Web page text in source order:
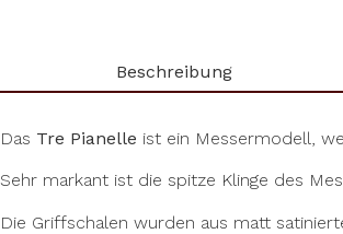
Beschreibung
Das Tre Pianelle ist ein Messermodell,
Sehr markant ist die spitze Klinge des
Die Griffschalen wurden aus matt